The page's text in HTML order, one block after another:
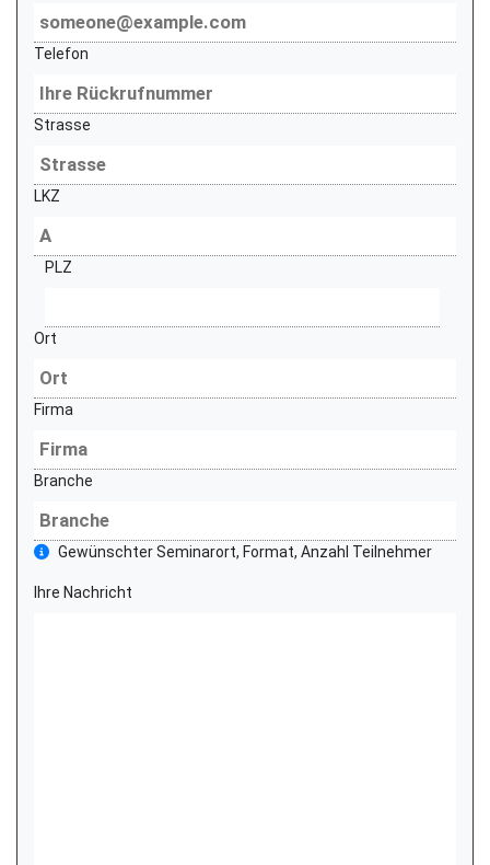
Telefon
Strasse
LKZ
PLZ
Ort
Firma
Branche
Gewünschter Seminarort, Format, Anzahl Teilnehmer
Ihre Nachricht